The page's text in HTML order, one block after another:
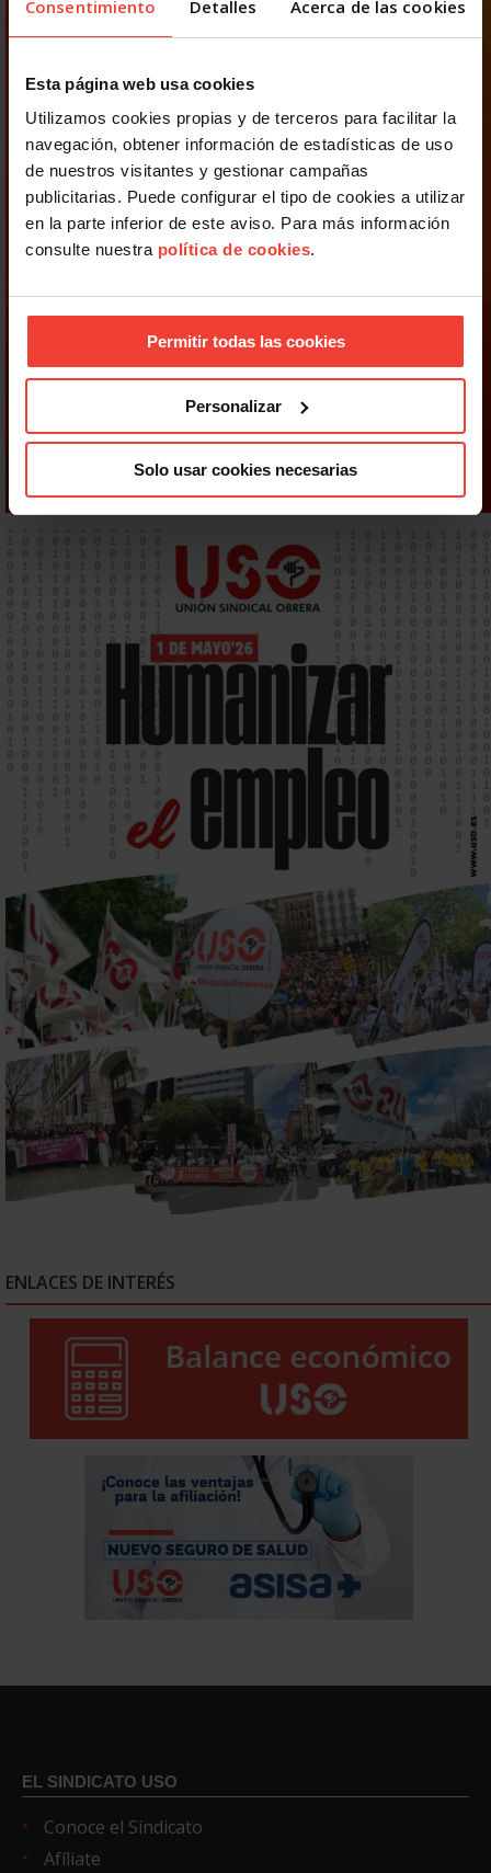
Consentimiento Detalles Acerca de las cookies
Esta página web usa cookies
Utilizamos cookies propias y de terceros para facilitar la
navegación, obtener información de estadísticas de uso
de nuestros visitantes y gestionar campañas
publicitarias. Puede configurar el tipo de cookies a utilizar
en la parte inferior de este aviso. Para más información
consulte nuestra política de cookies.
Permitir todas las cookies
Personalizar
Solo usar cookies necesarias
ENLACES DE INTERÉS
EL SINDICATO USO
Conoce el Sindicato
Afíliate